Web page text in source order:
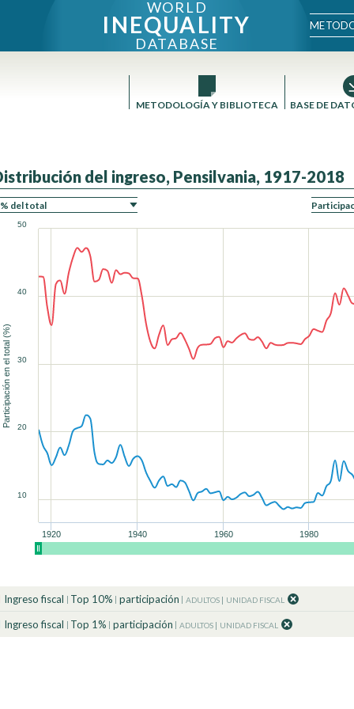
WORLD
INEQUALITY
DATABASE
METODOLOGÍA Y BIBLIOTECA BASE DE
90
90
90
90
90
90
90
Distribución del ingreso, Pensilvania, 1917-2018
Participación en el total (%)
1920 1940 1960 1980
10
20
30
40
50
Ingreso fiscal Top 10% participación ADULTOS UNIDAD FISCAL
Ingreso fiscal Top 1% participación ADULTOS UNIDAD FISCAL